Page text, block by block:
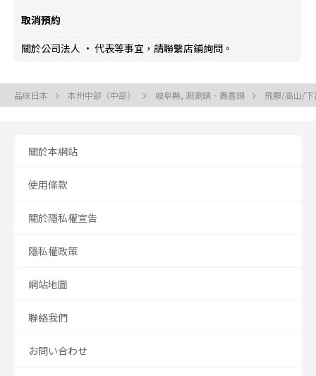
取消預約
關於公司法人 · 代表等事宜，請聯繫店鋪詢問。
品味日本 本州中部（中部） 岐阜縣, 涮涮鍋、壽喜鍋 飛驒/高山/
關於本網站
使用條款
關於隱私權宣告
隱私權政策
網站地圖
聯絡我們
お問い合わせ